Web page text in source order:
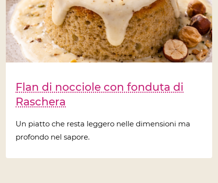
Flan di nocciole con fonduta di
Raschera
Un piatto che resta leggero nelle dimensioni ma
profondo nel sapore.